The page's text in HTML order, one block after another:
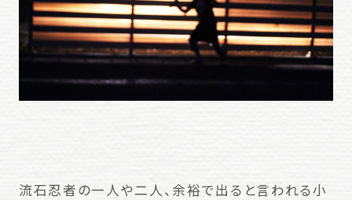
流石忍者の一人や二人、余裕で出ると言われる小